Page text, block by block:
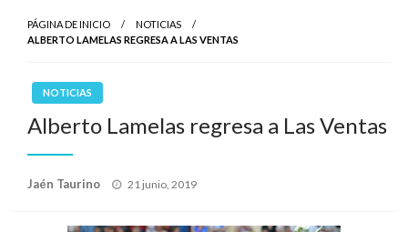
PÁGINA DE INICIO
NOTICIAS
ALBERTO LAMELAS REGRESA A LAS VENTAS
NOTICIAS
Alberto Lamelas regresa a Las Ventas
Jaén Taurino
Publicado
21 junio, 2019